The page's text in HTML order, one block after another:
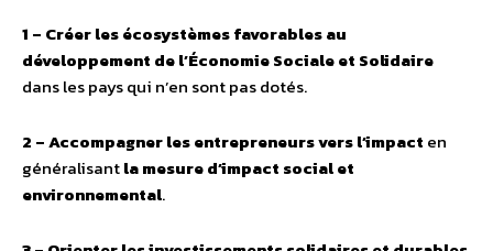
1 – Créer les écosystèmes favorables au
développement de l’Économie Sociale et Solidaire
dans les pays qui n’en sont pas dotés.
2 – Accompagner les entrepreneurs vers l’impact en
généralisantla mesure d’impact social et
environnemental.